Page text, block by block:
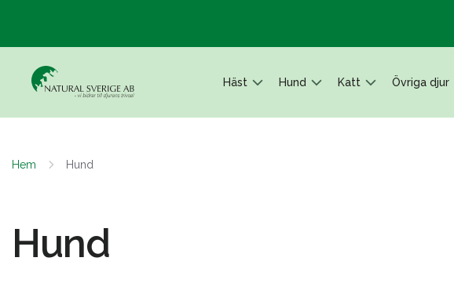
Häst Hund Katt Övriga djur
Hem Hund
Hund